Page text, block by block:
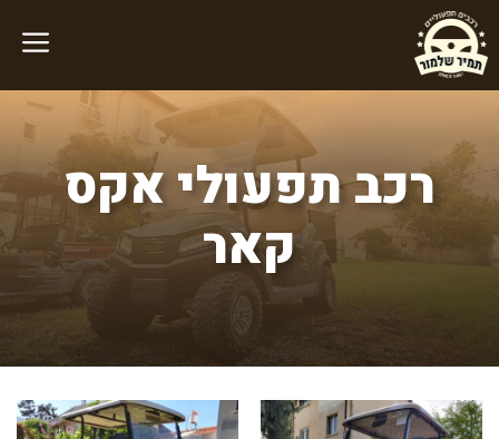
לדלג
לתוכן
רכב תפעולי אקס
קאר